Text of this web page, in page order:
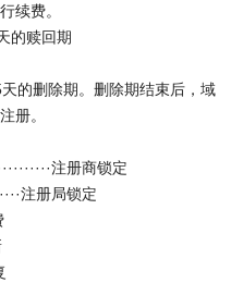
续费。
的赎回期
的删除期。删除期结束后，域
册。
注册商锁定
注册局锁定